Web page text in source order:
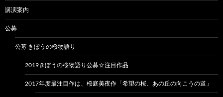
講演案内
公募
公募 きぼうの桜物語り
2019きぼうの桜物語り公募☆注目作品
2017年度最注目作は、桜庭美夜作「希望の桜、あの丘の向こうの道」